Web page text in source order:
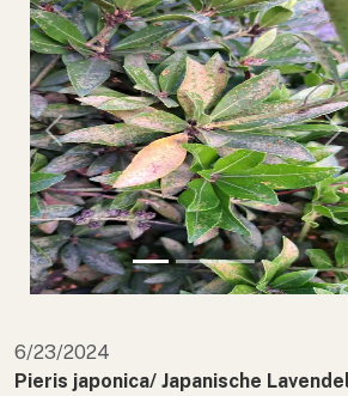
Previous
6/23/2024
Pieris japonica/ Japanische